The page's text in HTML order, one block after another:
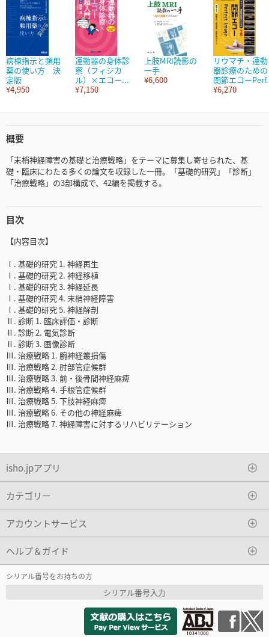
病棟指示と頻用
薬の使い方 決
定版
¥4,950
運動器の身体診
察（フィジカ
ル）×エコー...
¥7,150
上肢MRI読影の
一手
¥6,600
リウマチ・運動
器診療のための
関節エコー
¥6,270
概要
「末梢神経障害の基礎と治療戦略」をテーマに募集し寄せられた、基
礎・臨床にわたる多くの論文を収録した一冊。「基礎的研究」「診断」
「治療戦略」の3部構成で、42編を掲載する。
目次
【内容目次】
Ⅰ. 基礎的研究 1. 神経再生
Ⅰ. 基礎的研究 2. 神経移植
Ⅰ. 基礎的研究 3. 神経延長
Ⅰ. 基礎的研究 4. 末梢神経障害
Ⅰ. 基礎的研究 5. 神経解剖
Ⅱ. 診断 1. 臨床評価・診断
Ⅱ. 診断 2. 電気診断
Ⅱ. 診断 3. 画像診断
Ⅲ. 治療戦略 1. 腕神経叢損傷
Ⅲ. 治療戦略 2. 肘部管症候群
Ⅲ. 治療戦略 3. 前・後骨間神経麻痺
Ⅲ. 治療戦略 4. 手根管症候群
Ⅲ. 治療戦略 5. 下肢神経麻痺
Ⅲ. 治療戦略 6. その他の神経麻痺
Ⅲ. 治療戦略 7. 神経障害に対するリハビリテーション
isho.jpアプリ
カテゴリー
アカウントサービス
ヘルプ＆ガイド
シリアル番号をお持ちの方
シリアル番号入力